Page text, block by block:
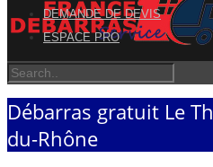
DEMANDE DE DEVIS
ESPACE PRO
Débarras gratuit Le
du-Rhône